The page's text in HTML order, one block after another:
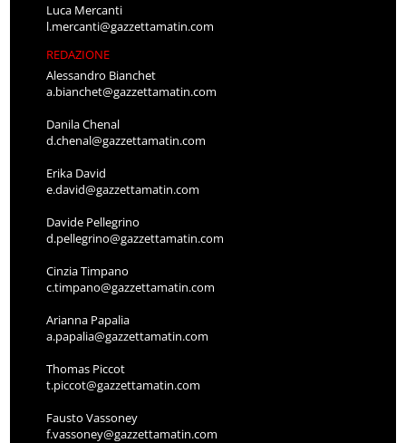
Luca Mercanti
l.mercanti@gazzettamatin.com
REDAZIONE
Alessandro Bianchet
a.bianchet@gazzettamatin.com
Danila Chenal
d.chenal@gazzettamatin.com
Erika David
e.david@gazzettamatin.com
Davide Pellegrino
d.pellegrino@gazzettamatin.com
Cinzia Timpano
c.timpano@gazzettamatin.com
Arianna Papalia
a.papalia@gazzettamatin.com
Thomas Piccot
t.piccot@gazzettamatin.com
Fausto Vassoney
f.vassoney@gazzettamatin.com